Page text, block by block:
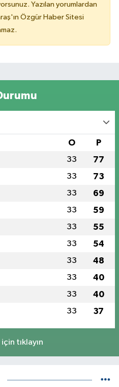
Yazılan yorumlardan
Özgür Haber Sitesi
O P
33 77
33 73
33 69
33 59
33 55
33 54
33 48
33 40
33 40
33 37
tıklayın